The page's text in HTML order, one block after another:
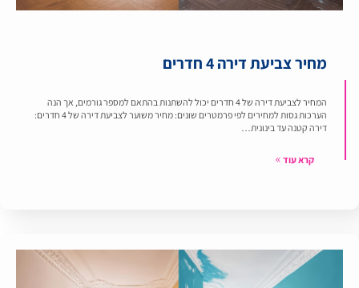
מחיר צביעת דירה 4 חדרים
המחיר לצביעת דירה של 4 חדרים יכול להשתנות בהתאם למספר גורמים, אך הנה
הערכות גסות למחירים לפי פרמטרים שונים: מחיר משוער לצביעת דירה של 4 חדרים:
דירה קטנה עד בינונית…
קרא עוד